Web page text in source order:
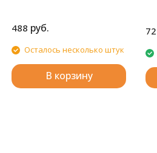
488 руб.
Осталось несколько штук
В корзину
72